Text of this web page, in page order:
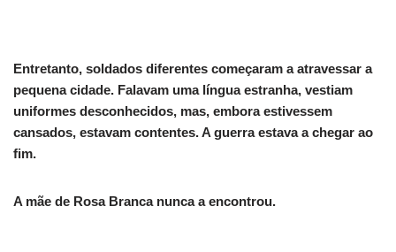
Entretanto, soldados diferentes começaram a atravessar a
pequena cidade. Falavam uma língua estranha, vestiam
uniformes desconhecidos, mas, embora estivessem
cansados, estavam contentes. A guerra estava a chegar ao
fim.
A mãe de Rosa Branca nunca a encontrou.